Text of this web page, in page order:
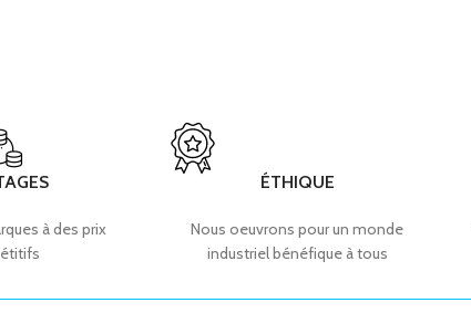
à des prix
ÉTHIQUE
Nous oeuvrons pour un monde
industriel bénéfique à tous